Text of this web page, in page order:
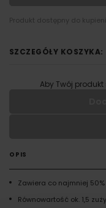
OPIS
Zawiera co najmniej
Równowartość ok. 1,5
Produkt dostępny do
SZCZEGÓŁY KOSZYKA:
Aby Twój